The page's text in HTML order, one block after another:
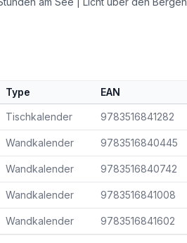
Type EAN
Tischkalender 9783516841282
Wandkalender 9783516840445
Wandkalender 9783516840742
Wandkalender 9783516841008
Wandkalender 9783516841602